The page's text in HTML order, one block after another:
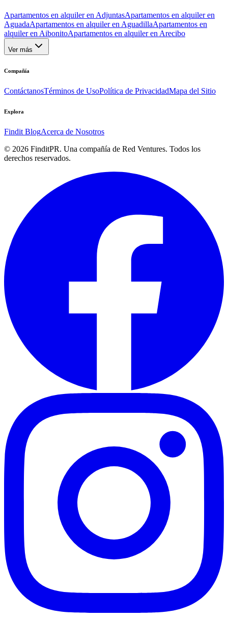
Apartamentos en alquiler en AdjuntasApartamentos en alquiler en
AguadaApartamentos en alquiler en AguadillaApartamentos en
alquiler en AibonitoApartamentos en alquiler en Arecibo
Ver más
Compañía
ContáctanosTérminos de UsoPolítica de PrivacidadMapa del Sitio
Explora
Findit BlogAcerca de Nosotros
© 2026 FinditPR. Una compañía de Red Ventures. Todos los
derechos reservados.